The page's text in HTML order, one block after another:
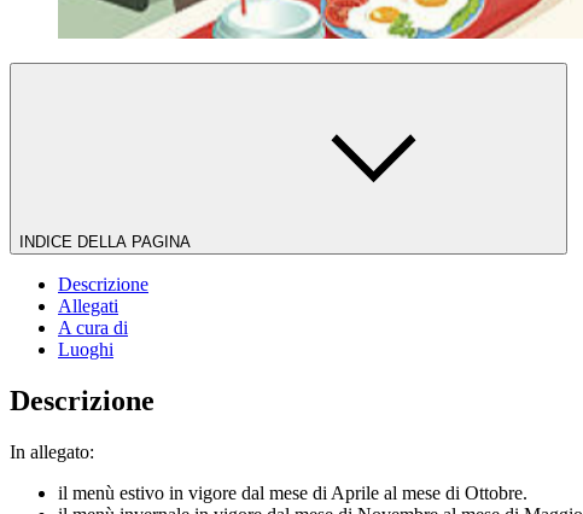
INDICE DELLA PAGINA
Descrizione
Allegati
A cura di
Luoghi
Descrizione
In allegato:
il menù estivo in vigore dal mese di Aprile al mese di Ottobre.